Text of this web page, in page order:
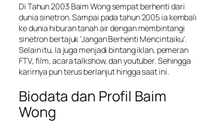
Di Tahun 2003 Baim Wong sempat berhenti dari
dunia sinetron. Sampai pada tahun 2005 ia kembali
ke dunia hiburan tanah air dengan membintangi
sinetron bertajuk ‘Jangan Berhenti Mencintaiku’.
Selain itu, Ia juga menjadi bintang iklan, pemeran
FTV, film, acara talkshow, dan youtuber. Sehingga
karirnya pun terus berlanjut hingga saat ini.
Biodata dan Profil Baim
Wong